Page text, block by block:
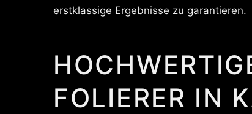
erstklassige Ergebnisse zu garantieren.
FOLIERER IN